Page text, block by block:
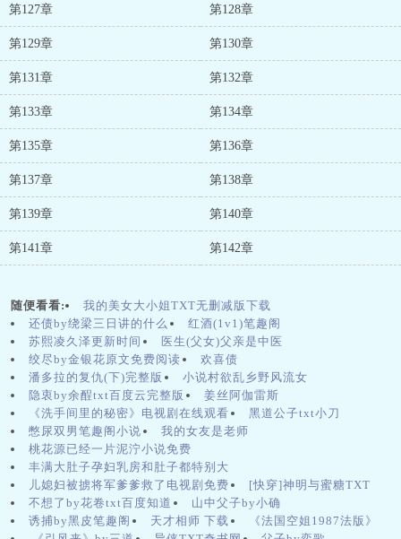
第127章 第128章
第129章 第130章
第131章 第132章
第133章 第134章
第135章 第136章
第137章 第138章
第139章 第140章
第141章 第142章
随便看看:
我的美女大小姐TXT无删减版下载
还债by绕梁三日讲的什么
红酒(1v1)笔趣阁
苏熙凌久泽更新时间
医生(父女)父亲是中医
绞尽by金银花原文免费阅读
欢喜债
潘多拉的复仇(下)完整版
小说村欲乱乡野风流女
隐衷by余酲txt百度云完整版
姜丝阿伽雷斯
《洗手间里的秘密》电视剧在线观看
黑道公子txt小刀
憋尿双男笔趣阁小说
我的女友是老师
桃花源已经一片泥泞小说免费
丰满大肚子孕妇乳房和肚子都特别大
儿媳妇被掳将军爹爹救了电视剧免费
[快穿]神明与蜜糖TXT
不想了by花卷txt百度知道
山中父子by小确
诱捕by黑皮笔趣阁
天才相师 下载
《法国空姐1987法版》